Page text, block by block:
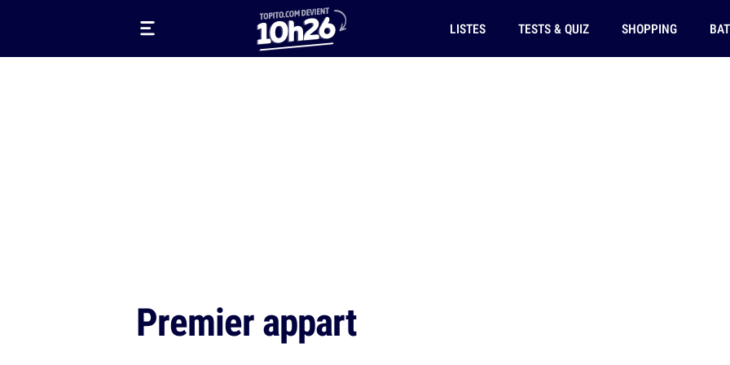
LISTES TESTS & QUIZ SHOPPING
Premier appart